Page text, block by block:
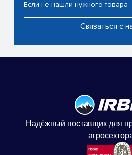
Если не нашли нужного товара
Связаться с
Надёжный поставщик для